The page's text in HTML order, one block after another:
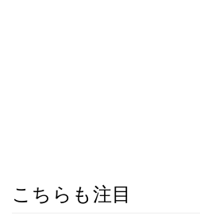
こちらも注目